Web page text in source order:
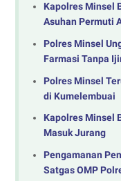
Kapolres Minsel
Asuhan Permuti
Polres Minsel
Farmasi Tanpa
Polres Minsel
di Kumelembuai
Kapolres Minsel
Masuk Jurang
Pengamanan
Satgas OMP